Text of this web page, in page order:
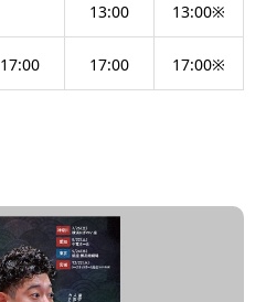
13:00 13:00※
17:00 17:00 17:00※